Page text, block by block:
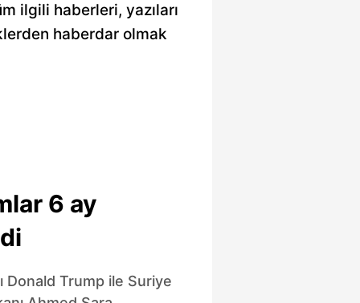
ilgili haberleri, yazıları
haberdar olmak
6 ay
Donald Trump ile Suriye